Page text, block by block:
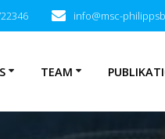
info@msc-
TEAM